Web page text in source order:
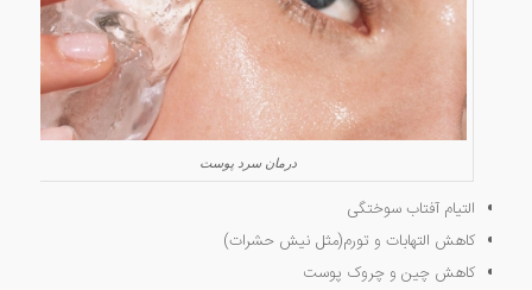
درمان سرد پوست
التیام آفتاب سوختگی
کاهش التهابات و تورم(مثل نیش حشرات)
کاهش چین و چروک پوست